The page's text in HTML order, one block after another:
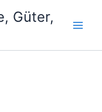
Güter,